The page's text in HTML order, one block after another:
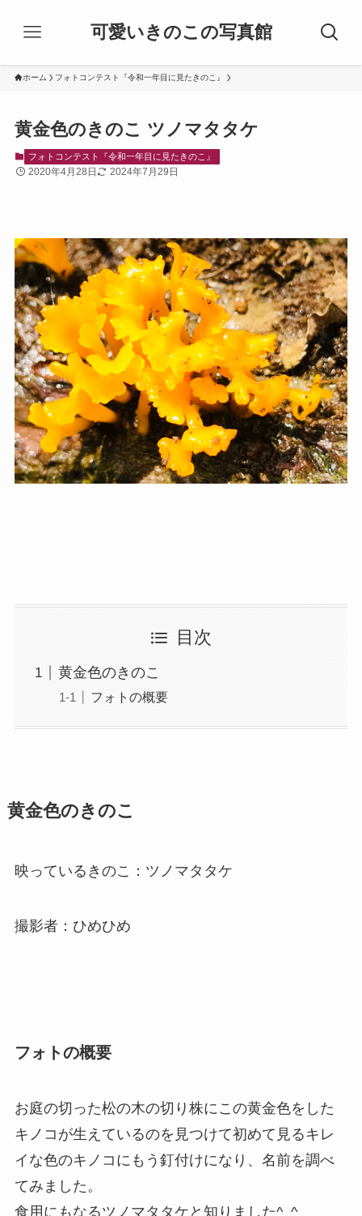
可愛いきのこの写真館
ホーム フォトコンテスト『令和一年目に見たきのこ』
黄金色のきのこ ツノマタタケ
フォトコンテスト『令和一年目に見たきのこ』
2020年4月28日 2024年7月29日
目次
黄金色のきのこ
フォトの概要
黄金色のきのこ
映っているきのこ：ツノマタタケ
撮影者：ひめひめ
フォトの概要
お庭の切った松の木の切り株にこの黄金色をした
キノコが生えているのを見つけて初めて見るキレ
イな色のキノコにもう釘付けになり、名前を調べ
てみました。
食用にもなるツノマタタケと知りました^_^